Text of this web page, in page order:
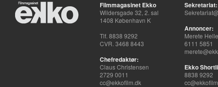
Filmmagasinet Ekko
Wildersgade 32, 2. sal
1408 København K
Tlf. 8838 9292
CVR. 3468 8443
Chefredaktør:
Claus Christensen
2729 0011
cc@ekkofilm.dk
Sekretariat:
Annoncer:
Merete
6111 5851
Ekko
8838 9292